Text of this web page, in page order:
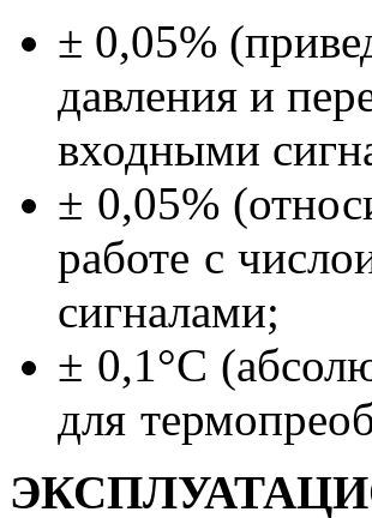
± 0,05%
давления и
входными
± 0,05%
работе с
сигналами;
± 0,1°C
для